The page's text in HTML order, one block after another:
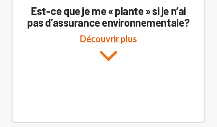
Est-ce que je me « plante » si je n’ai
pas d’assurance environnementale?
Découvrir plus